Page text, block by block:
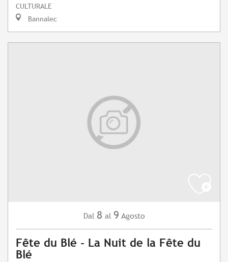
CULTURALE
Bannalec
Dal 8 al 9 Agosto
Fête du Blé - La Nuit de la Fête du
Blé